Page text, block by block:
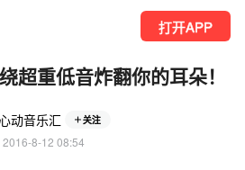
打开APP
超重低音炸翻你的耳朵！
动音乐汇 关注
2016-8-12 08:54